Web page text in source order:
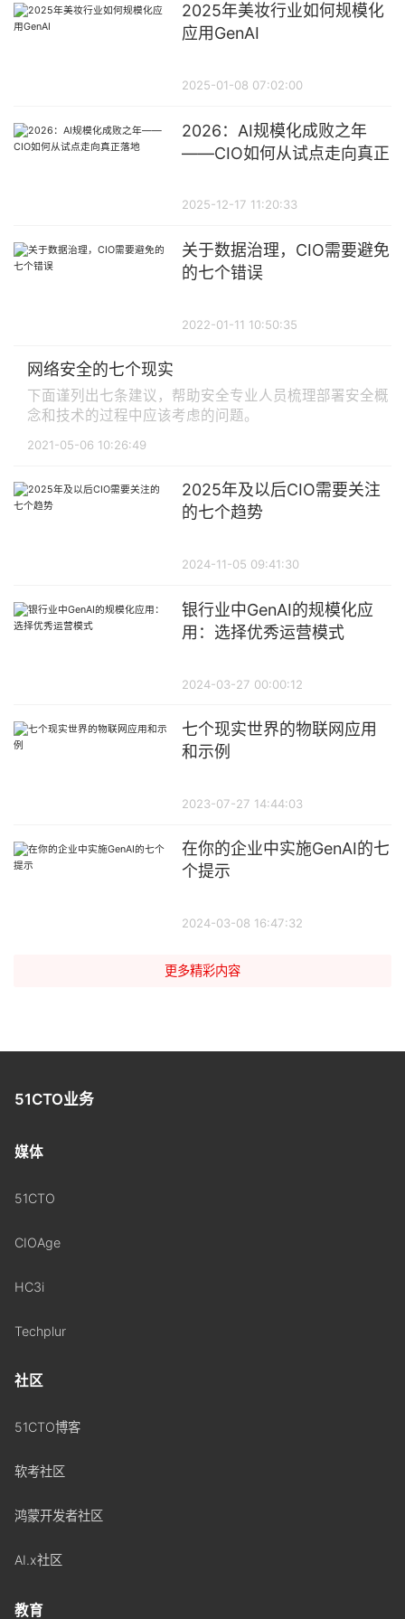
2025年美妆行业如何规模化
应用GenAI
2025-01-08 07:02:00
2026：AI规模化成败之年
——CIO如何从试点走向真正
2025-12-17 11:20:33
关于数据治理，CIO需要避免
的七个错误
2022-01-11 10:50:35
网络安全的七个现实
下面谨列出七条建议，帮助安全专业人员梳理部署安全概
念和技术的过程中应该考虑的问题。
2021-05-06 10:26:49
2025年及以后CIO需要关注
的七个趋势
2024-11-05 09:41:30
银行业中GenAI的规模化应
用：选择优秀运营模式
2024-03-27 00:00:12
七个现实世界的物联网应用
和示例
2023-07-27 14:44:03
在你的企业中实施GenAI的七
个提示
2024-03-08 16:47:32
更多精彩内容
51CTO业务
媒体
51CTO
CIOAge
HC3i
Techplur
社区
51CTO博客
软考社区
鸿蒙开发者社区
AI.x社区
教育